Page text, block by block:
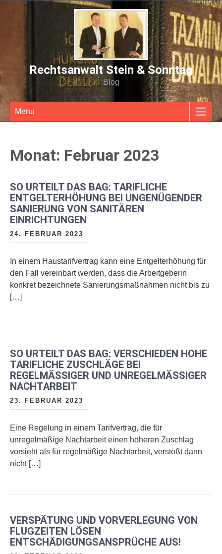
Rechtsanwalt Stein & Sonntag
Blog
Menu
Monat: Februar 2023
SO URTEILT DAS BAG: TARIFLICHE
ENTGELTERHÖHUNG BEI UNGENÜGENDER
SANIERUNG VON SANITÄREN
EINRICHTUNGEN
24. FEBRUAR 2023
In einem Haustarifvertrag kann eine Entgelterhöhung für
den Fall vereinbart werden, dass die Arbeitgeberin
konkret bezeichnete Sanierungsmaßnahmen nicht bis zu
[…]
SO URTEILT DAS BAG: VERSCHIEDEN HOHE
TARIFLICHE ZUSCHLÄGE BEI
REGELMÄSSIGER UND UNREGELMÄSSIGER NA
CHTARBEIT
23. FEBRUAR 2023
Eine Regelung in einem Tarifvertrag, die für
unregelmäßige Nachtarbeit einen höheren Zuschlag
vorsieht als für regelmäßige Nachtarbeit, verstößt dann
nicht […]
VERSPÄTUNG UND VORVERLEGUNG VON
FLUGZEITEN LÖSEN
ENTSCHÄDIGUNGSANSPRÜCHE AUS!